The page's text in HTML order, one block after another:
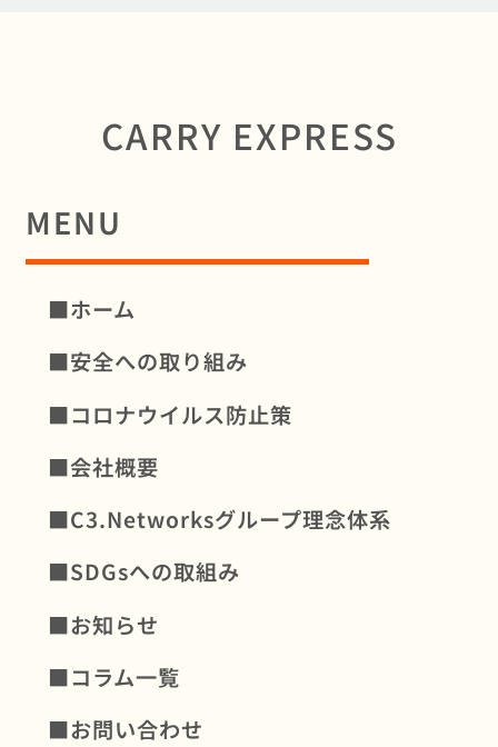
CARRY EXPRESS
MENU
■ホーム
■安全への取り組み
■コロナウイルス防⽌策
■会社概要
■C3.Networksグループ理念体系
■SDGsへの取組み
■お知らせ
■コラム一覧
■お問い合わせ